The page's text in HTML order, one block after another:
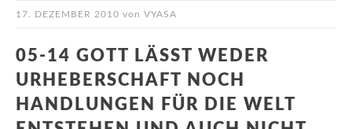
17. DEZEMBER 2010 von VYASA
05-14 GOTT LÄSST WEDER
URHEBERSCHAFT NOCH
HANDLUNGEN FÜR DIE WELT